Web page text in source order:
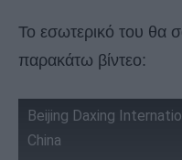
Το εσωτερικό του θα
παρακάτω βίντεο:
Beijing Daxing
China